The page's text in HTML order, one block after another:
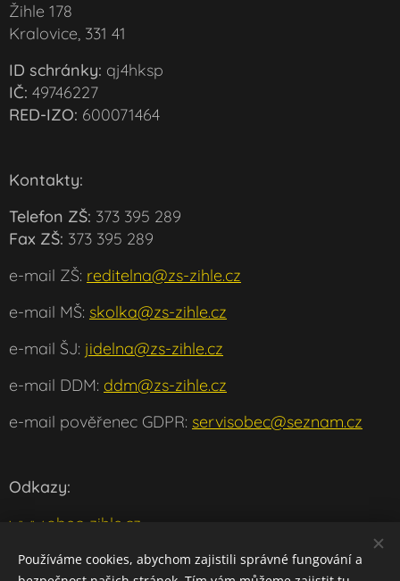
Žihle 178
Kralovice, 331 41
ID schránky: qj4hksp
IČ: 49746227
RED-IZO: 600071464
Kontakty:
Telefon ZŠ: 373 395 289
Fax ZŠ: 373 395 289
e-mail ZŠ: reditelna@zs-zihle.cz
e-mail MŠ: skolka@zs-zihle.cz
e-mail ŠJ: jidelna@zs-zihle.cz
e-mail DDM: ddm@zs-zihle.cz
e-mail pověřenec GDPR: servisobec@seznam.cz
Odkazy:
www.obec-zihle.cz
www.msmt.cz
Používáme cookies, abychom zajistili správné fungování a